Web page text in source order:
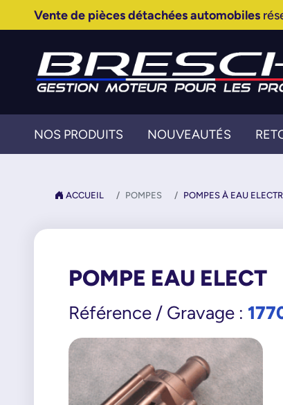
Vente de pièces détachées automobiles
NOS PRODUITS NOUVEAUTÉS
ACCUEIL POMPES POMPES À EAU
POMPE EAU ELECT
Référence / Gravage :